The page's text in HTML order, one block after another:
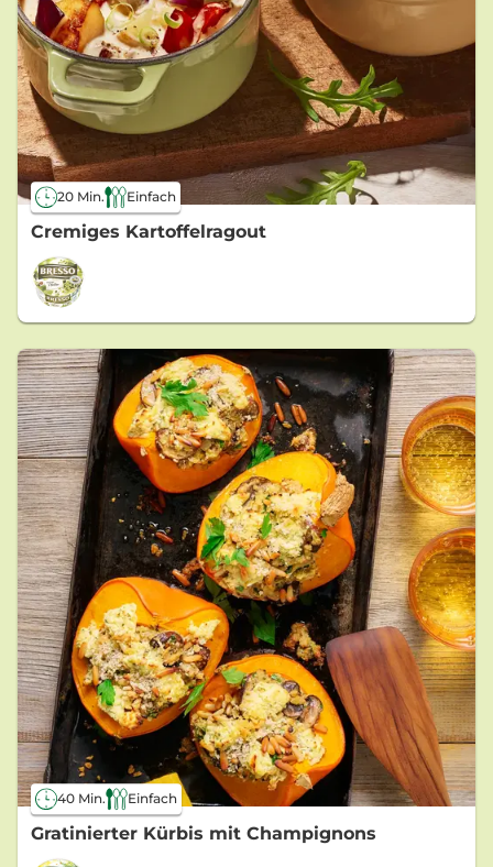
20 Min. Einfach
Cremiges Kartoffelragout
40 Min. Einfach
Gratinierter Kürbis mit Champignons